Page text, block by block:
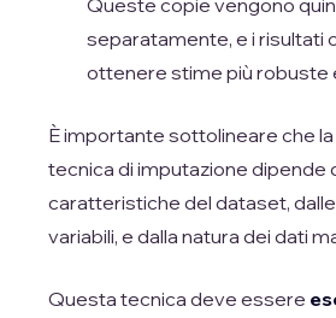
separatamente, e i risultati
ottenere stime più robuste
È importante sottolineare che
tecnica di imputazione dipende
caratteristiche del dataset,
variabili, e dalla natura dei dati
Questa tecnica deve essere